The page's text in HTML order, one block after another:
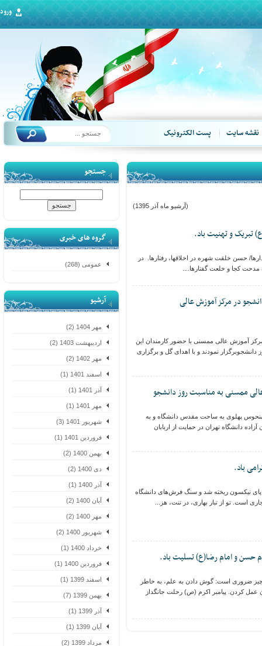
ورود
سایت پست الکترونیک
جستجو
گروه های خبری
عمومی (268)
آرشیو
مهر 1404 (2)
اردیبهشت 1403 (2)
مهر 1402 (2)
اسفند 1401 (1)
آذر 1401 (1)
مهر 1401 (1)
شهریور 1401 (3)
فروردین 1401 (1)
بهمن 1400 (2)
دی 1400 (2)
آذر 1400 (1)
آبان 1400 (2)
مهر 1400 (2)
شهریور 1400 (2)
خرداد 1400 (1)
فروردین 1400 (1)
اسفند 1399 (1)
بهمن 1399 (7)
آذر 1399 (1)
آبان 1399 (1)
مرداد 1399 (2)
(آرشیو ماه آذر 1395)
و تهنیت باد.
حسن خلقت شهره در اخلاقها، رفتارها. در
کجا و خلعت گفتارها....
در مرکز آموزش عالی
آموزش عالی ممسنی با حضور کارمندان این
نمودند و با اهدای گل و برگزاری
ممسنی به مناسبت روز دانشجو
منحوس پهلوی به ساحت مقدس دانشگاه و به
دانشگاه تهران در حمایت از اربابان
که 16 آذر 1332 به پای نیکسون ریخته شد و سنگ فرش‌های دانشگاه
است. تو از تبار بهاری، در تنت، هز...
و امام رضا(ع) تسلیت باد.
ضروری است: گوش دادن به علم، به خاطر
کردن. پیامبر اکرم (ص) رحلت جانگداز